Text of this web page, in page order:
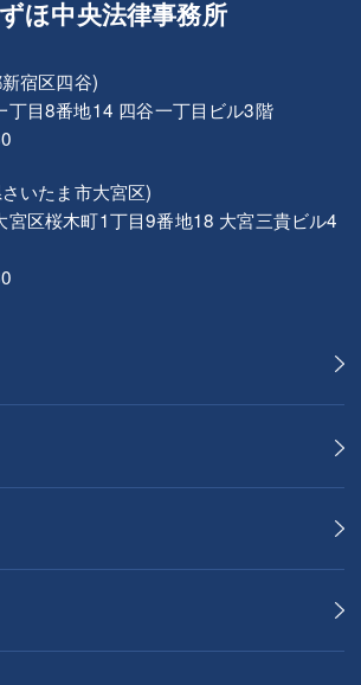
ほ中央法律事務所
宿区四谷)
丁目8番地14 四谷一丁目ビル3階
いたま市大宮区)
宮区桜木町1丁目9番地18 大宮三貴ビル4